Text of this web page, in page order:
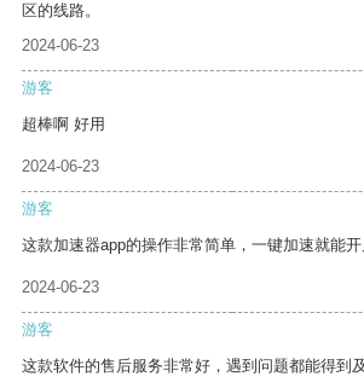
区的线路。
2024-06-23
游客
超棒啊 好用
2024-06-23
游客
这款加速器app的操作非常简单，一键加速就能开
2024-06-23
游客
这款软件的售后服务非常好，遇到问题都能得到及